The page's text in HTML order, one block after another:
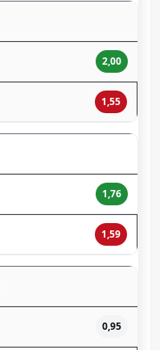
2,00
1,55
1,76
1,59
0,95